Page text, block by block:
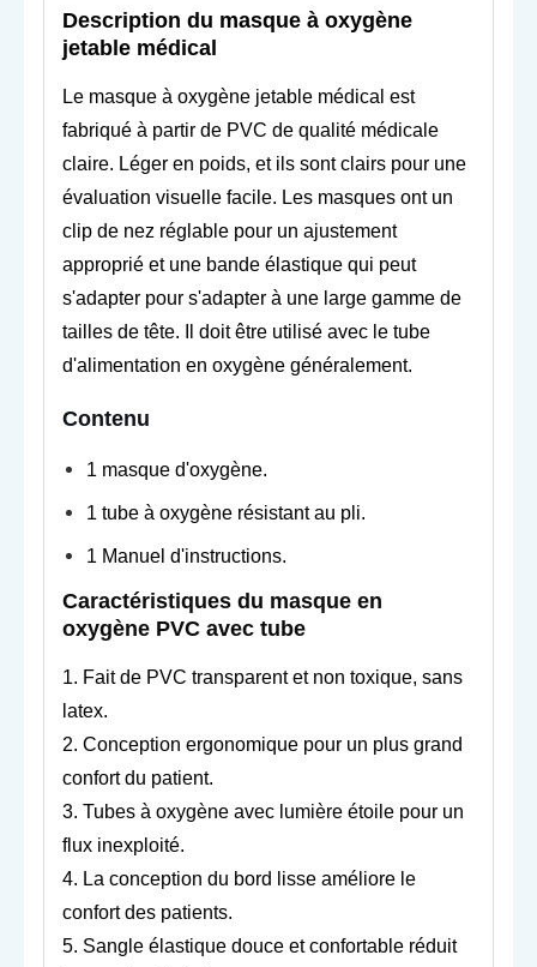
Description du masque à oxygène
jetable médical
Le masque à oxygène jetable médical est
fabriqué à partir de PVC de qualité médicale
claire. Léger en poids, et ils sont clairs pour une
évaluation visuelle facile. Les masques ont un
clip de nez réglable pour un ajustement
approprié et une bande élastique qui peut
s'adapter pour s'adapter à une large gamme de
tailles de tête. Il doit être utilisé avec le tube
d'alimentation en oxygène généralement.
Contenu
1 masque d'oxygène.
1 tube à oxygène résistant au pli.
1 Manuel d'instructions.
Caractéristiques du masque en
oxygène PVC avec tube
1. Fait de PVC transparent et non toxique, sans
latex.
2. Conception ergonomique pour un plus grand
confort du patient.
3. Tubes à oxygène avec lumière étoile pour un
flux inexploité.
4. La conception du bord lisse améliore le
confort des patients.
5. Sangle élastique douce et confortable réduit